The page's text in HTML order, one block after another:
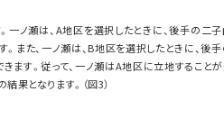
一ノ瀬は、A地区を選択したときに、後手の二
また、一ノ瀬は、B地区を選択したときに、後
ます。従って、一ノ瀬はA地区に立地すること
果となります。（図3）